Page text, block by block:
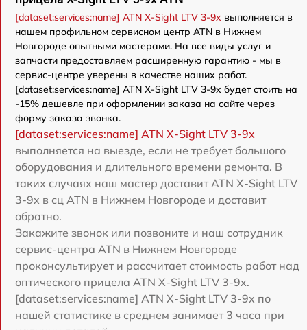
[dataset:services:name] ATN X-Sight LTV 3-9x выполняется в
нашем профильном сервисном центр ATN в Нижнем
Новгороде опытными мастерами. На все виды услуг и
запчасти предоставляем расширенную гарантию - мы в
сервис-центре уверены в качестве наших работ.
[dataset:services:name] ATN X-Sight LTV 3-9x будет стоить на
-15% дешевле при оформлении заказа на сайте через
форму заказа звонка.
[dataset:services:name] ATN X-Sight LTV 3-9x
выполняется на выезде, если не требует большого
оборудования и длительного времени ремонта. В
таких случаях наш мастер доставит ATN X-Sight LTV
3-9x в сц ATN в Нижнем Новгороде и доставит
обратно.
Закажите звонок или позвоните и наш сотрудник
сервис-центра ATN в Нижнем Новгороде
проконсультирует и рассчитает стоимость работ над
оптического прицела ATN X-Sight LTV 3-9x.
[dataset:services:name] ATN X-Sight LTV 3-9x по
нашей статистике в среднем занимает 3 часа при